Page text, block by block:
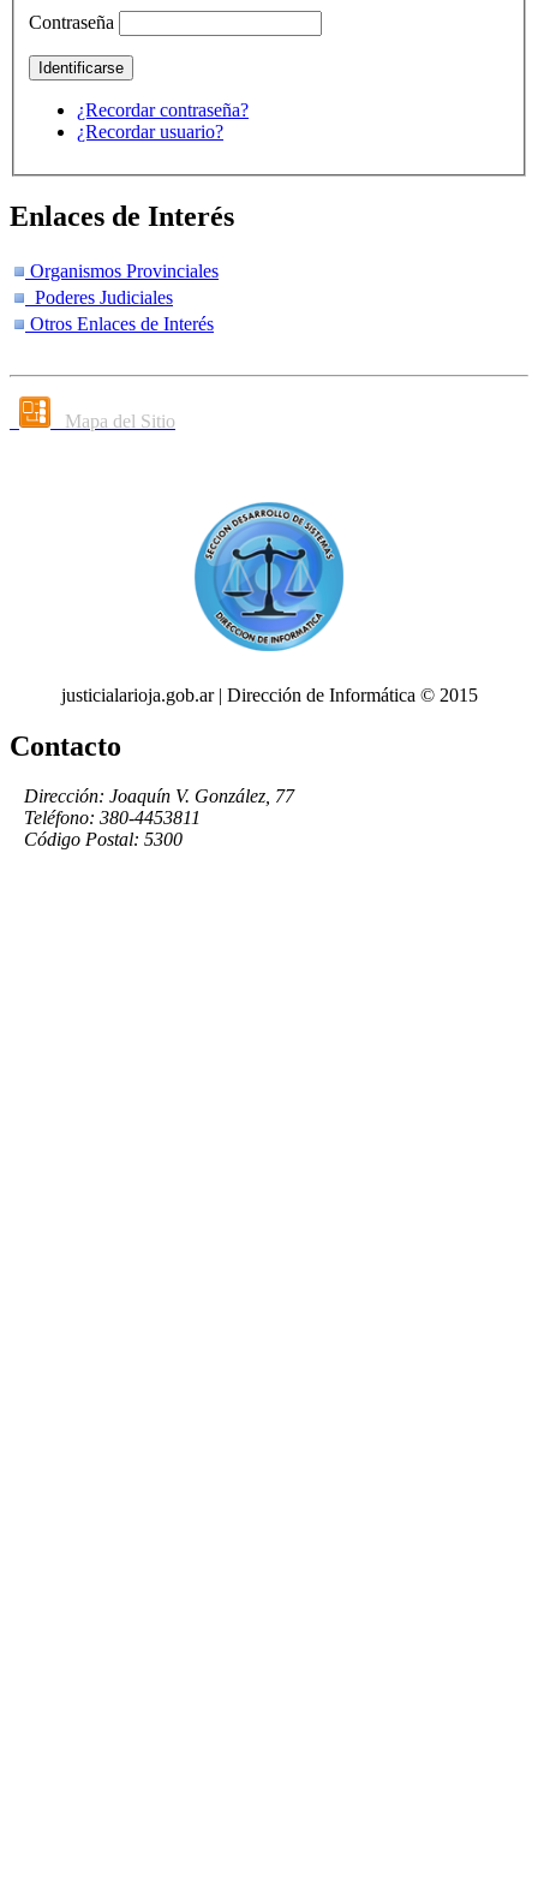
Contraseña
¿Recordar contraseña?
¿Recordar usuario?
Enlaces de Interés
Organismos Provinciales
Poderes Judiciales
Otros Enlaces de Interés
Mapa del Sitio
justicialarioja.gob.ar | Dirección de Informática © 2015
Contacto
Dirección: Joaquín V. González, 77
Teléfono: 380-4453811
Código Postal: 5300